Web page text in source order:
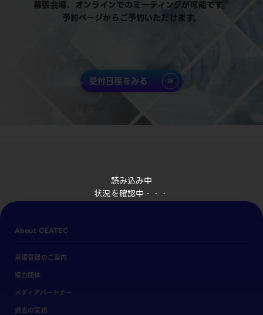
読み込み中
状況を確認中・・・
幕張会場、オンラインでのミーティングが可能です。
予約ページからご予約いただけます。
受付日程をみる
About CEATEC
来場登録のご案内
協力団体
メディアパートナー
過去の実績